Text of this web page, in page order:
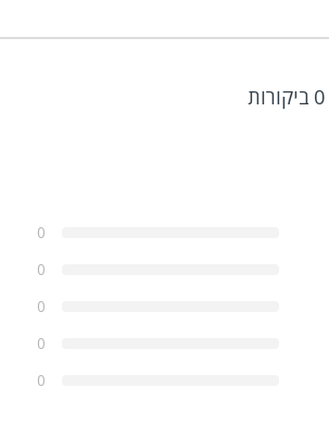
0
0
0
0
0